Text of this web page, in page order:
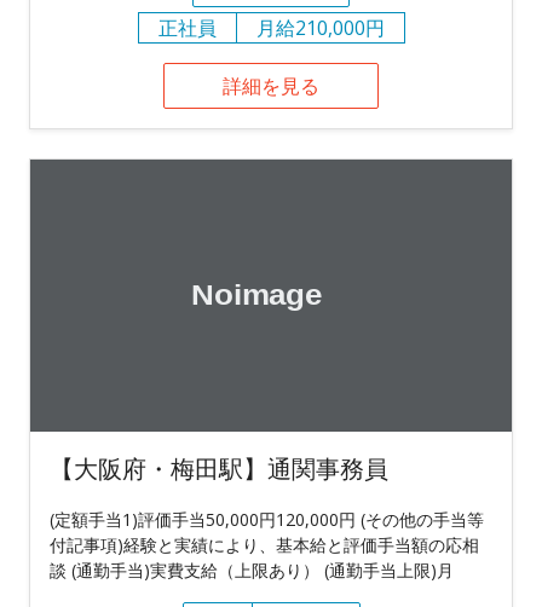
正社員 月給210,000円
詳細を見る
【大阪府・梅田駅】通関事務員
(定額手当1)評価手当50,000円120,000円 (その他の手当等
付記事項)経験と実績により、基本給と評価手当額の応相
談 (通勤手当)実費支給（上限あり） (通勤手当上限)月